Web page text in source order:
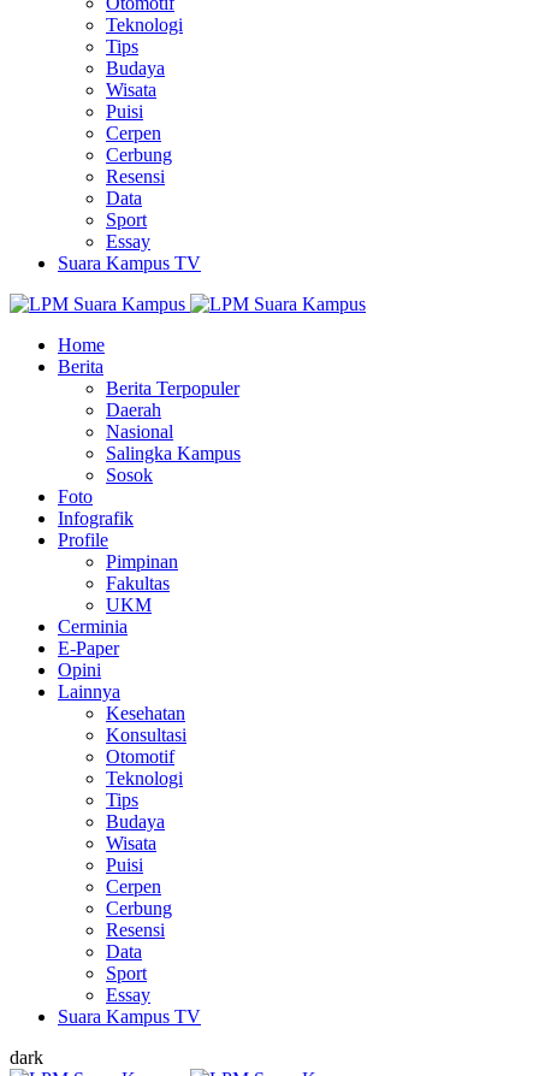
Teknologi
Tips
Budaya
Wisata
Puisi
Cerpen
Cerbung
Resensi
Data
Sport
Essay
Suara Kampus TV
Home
Berita
Berita Terpopuler
Daerah
Nasional
Salingka Kampus
Sosok
Foto
Infografik
Profile
Pimpinan
Fakultas
UKM
Cerminia
E-Paper
Opini
Lainnya
Kesehatan
Konsultasi
Otomotif
Teknologi
Tips
Budaya
Wisata
Puisi
Cerpen
Cerbung
Resensi
Data
Sport
Essay
Suara Kampus TV
dark